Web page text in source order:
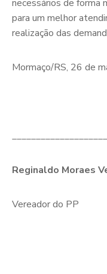
necessários de forma
para um melhor
realização das
Mormaço/RS, 26 de
Reginaldo Moraes
Vereador do PP